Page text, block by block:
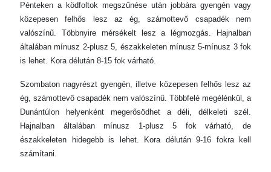
Pénteken a ködfoltok megszűnése után jobbára gyengén vagy
közepesen felhős lesz az ég, számottevő csapadék nem
valószínű. Többnyire mérsékelt lesz a légmozgás. Hajnalban
általában mínusz 2-plusz 5, északkeleten mínusz 5-mínusz 3 fok
is lehet. Kora délután 8-15 fok várható.
Szombaton nagyrészt gyengén, illetve közepesen felhős lesz az
ég, számottevő csapadék nem valószínű. Többfelé megélénkül, a
Dunántúlon helyenként megerősödhet a déli, délkeleti szél.
Hajnalban általában mínusz 1-plusz 5 fok várható, de
északkeleten hidegebb is lehet. Kora délután 9-16 fokra kell
számítani.